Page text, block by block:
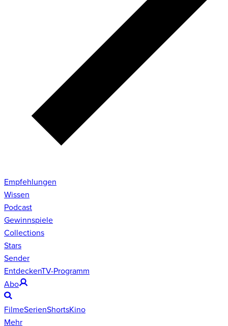
Empfehlungen
Wissen
Podcast
Gewinnspiele
Collections
Stars
Sender
EntdeckenTV-Programm
Abo
FilmeSerienShortsKino
Mehr